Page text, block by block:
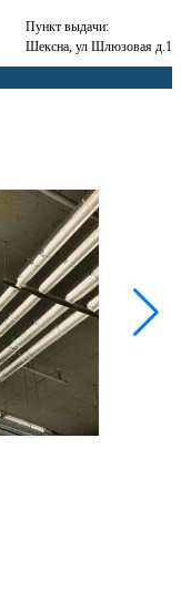
Пункт выдачи:
Шексна, ул Шлюзовая д.1